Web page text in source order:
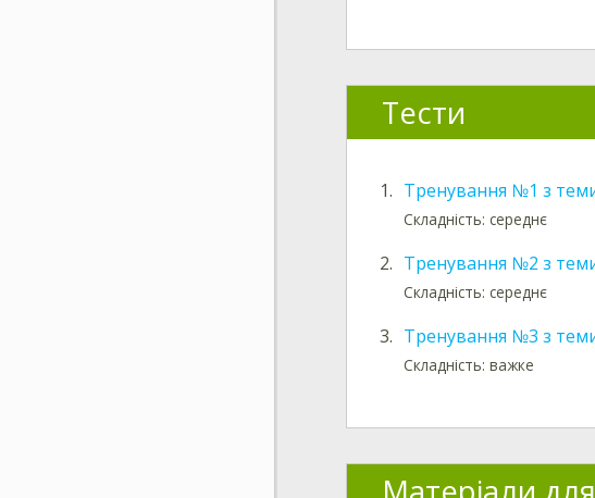
Тести
1. Тренування №1 з
Складність: середнє
2. Тренування №2 з
Складність: середнє
3. Тренування №3 з
Складність: важке